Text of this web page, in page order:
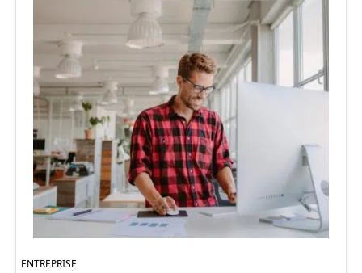
ENTREPRISE